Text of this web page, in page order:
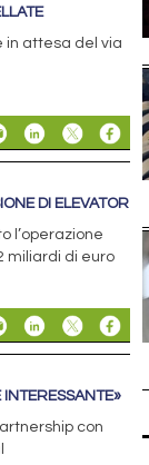
in attesa del via
DI ELEVATOR
l’operazione
miliardi di euro
INTERESSANTE»
con